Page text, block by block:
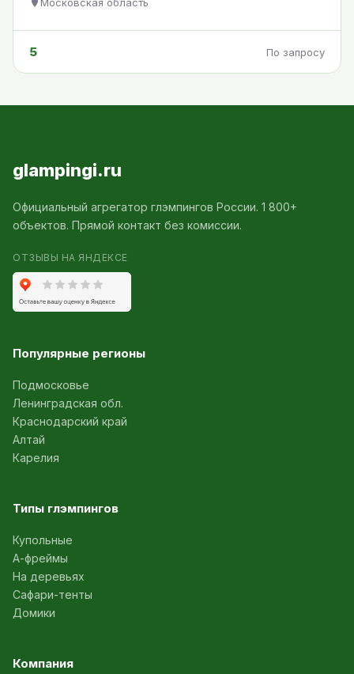
5 По запросу
glampingi.ru
Официальный агрегатор глэмпингов России. 1 800+
объектов. Прямой контакт без комиссии.
ОТЗЫВЫ НА ЯНДЕКСЕ
Популярные регионы
Подмосковье
Ленинградская обл.
Краснодарский край
Алтай
Карелия
Типы глэмпингов
Купольные
А-фреймы
На деревьях
Сафари-тенты
Домики
Компания